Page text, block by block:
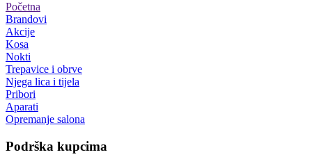
Početna
Brandovi
Akcije
Kosa
Nokti
Trepavice i obrve
Njega lica i tijela
Pribori
Aparati
Opremanje salona
Podrška kupcima